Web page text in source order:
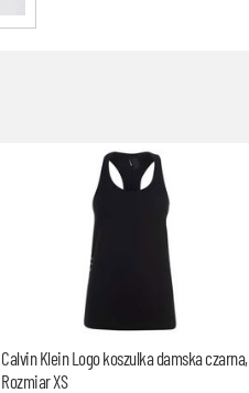
Calvin Klein Logo koszulka damska czarna,
Rozmiar XS